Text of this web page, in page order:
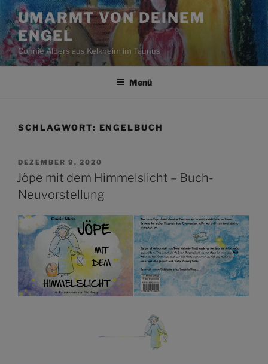
Zum
Inhalt
springen
UMARMT VON DEINEM
ENGEL
Connie Albers aus Kelkheim im Taunus
Menü
SCHLAGWORT: ENGELBUCH
VERÖFFENTLICHT
AM
DEZEMBER 9, 2020
Jöpe mit dem Himmelslicht – Buch-
Neuvorstellung